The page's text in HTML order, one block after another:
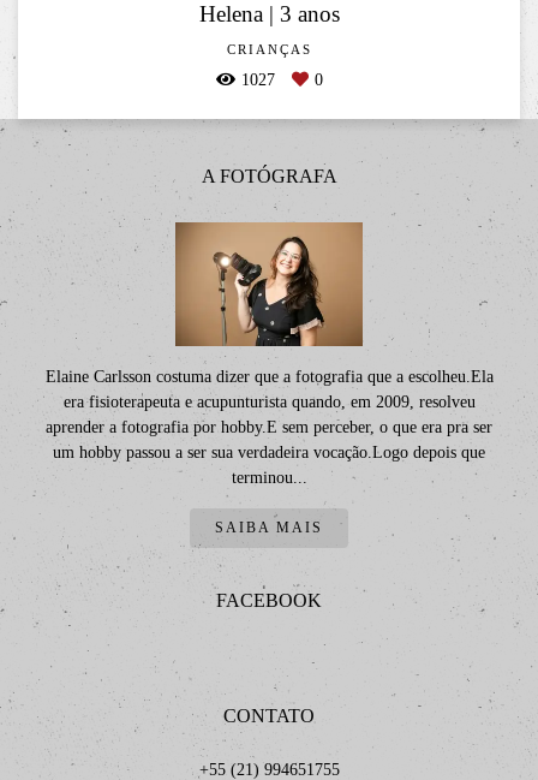
Helena | 3 anos
CRIANÇAS
1027 0
A FOTÓGRAFA
Elaine Carlsson costuma dizer que a fotografia que a escolheu.Ela
era fisioterapeuta e acupunturista quando, em 2009, resolveu
aprender a fotografia por hobby.E sem perceber, o que era pra ser
um hobby passou a ser sua verdadeira vocação.Logo depois que
terminou...
SAIBA MAIS
FACEBOOK
CONTATO
+55 (21) 994651755